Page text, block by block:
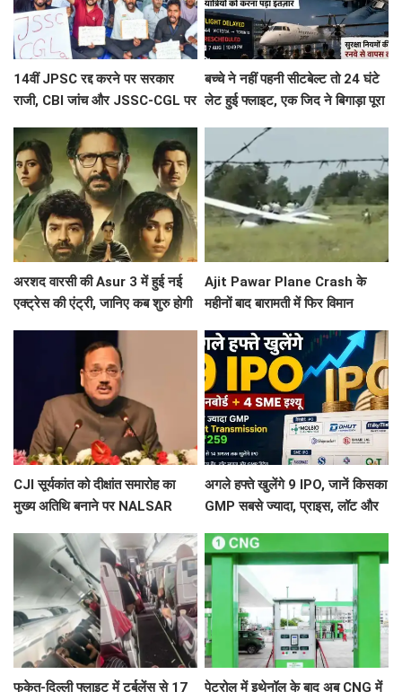
14वीं JPSC रद्द करने पर सरकार
राजी, CBI जांच और JSSC-CGL पर
बच्चे ने नहीं पहनी सीटबेल्ट तो 24 घंटे
लेट हुई फ्लाइट, एक जिद ने बिगाड़ा पूरा
अरशद वारसी की Asur 3 में हुई नई
एक्ट्रेस की एंट्री, जानिए कब शुरु होगी
Ajit Pawar Plane Crash के
महीनों बाद बारामती में फिर विमान
पायलट सेफ
CJI सूर्यकांत को दीक्षांत समारोह का
मुख्य अतिथि बनाने पर NALSAR
अगले हफ्ते खुलेंगे 9 IPO, जानें किसका
GMP सबसे ज्यादा, प्राइस, लॉट और
फुकेत-दिल्ली फ्लाइट में टर्बुलेंस से 17
पेट्रोल में इथेनॉल के बाद अब CNG में